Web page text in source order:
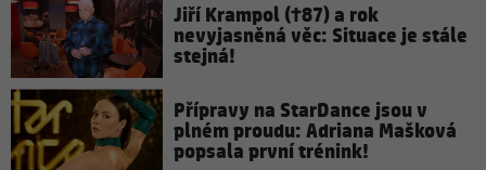
Jiří Krampol (†87) a rok
nevyjasněná věc: Situace je stále
stejná!
Přípravy na StarDance jsou v
plném proudu: Adriana Mašková
popsala první trénink!